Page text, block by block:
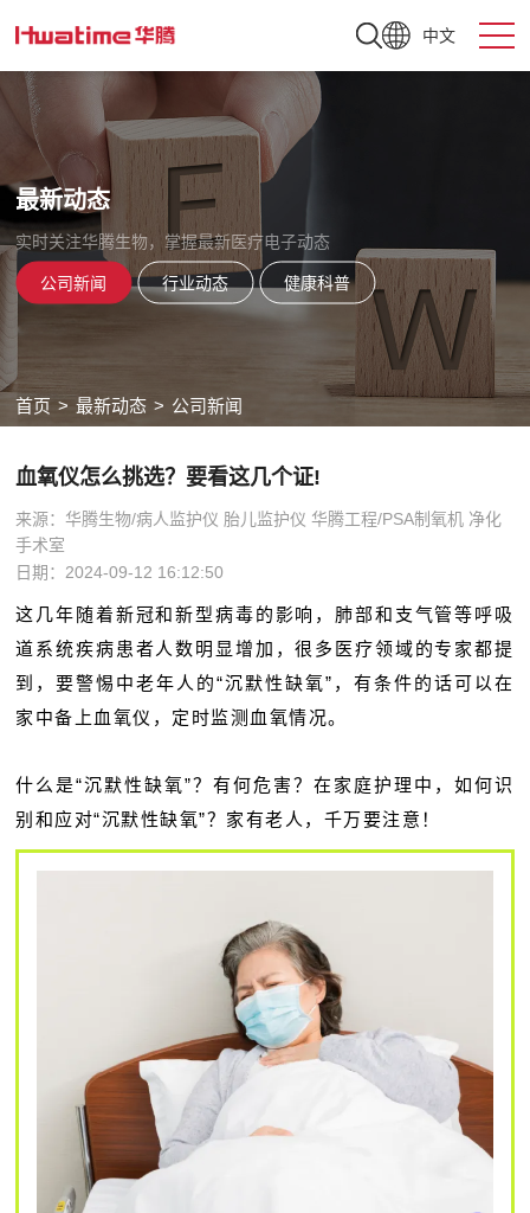
中文
最新动态
实时关注华腾生物，掌握最新医疗电子动态
公司新闻 行业动态 健康科普
首页 > 最新动态 > 公司新闻
血氧仪怎么挑选？要看这几个证!
来源：华腾生物/病人监护仪 胎儿监护仪 华腾工程/PSA制氧机 净化
手术室
日期：2024-09-12 16:12:50
这几年随着新冠和新型病毒的影响，肺部和支气管等呼吸
道系统疾病患者人数明显增加，很多医疗领域的专家都提
到，要警惕中老年人的“沉默性缺氧”，有条件的话可以在
家中备上血氧仪，定时监测血氧情况。
什么是“沉默性缺氧”？有何危害？在家庭护理中，如何识
别和应对“沉默性缺氧”？家有老人，千万要注意！